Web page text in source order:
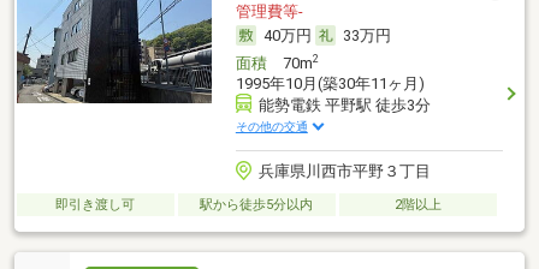
管理費等-
40万円
33万円
面積70m2
1995年10月(築30年11ヶ月)
能勢電鉄 平野駅 徒歩3分
その他の交通
兵庫県川西市平野３丁目
即引き渡し可 駅から徒歩5分以内 2階以上